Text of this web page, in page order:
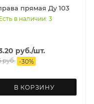
прямая Ду 103
в наличии: 3
руб./шт.
руб. -30%
В КОРЗИНУ